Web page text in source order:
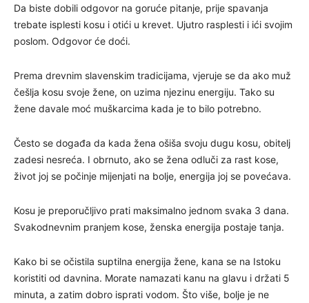
Da biste dobili odgovor na goruće pitanje, prije spavanja
trebate isplesti kosu i otići u krevet. Ujutro rasplesti i ići svojim
poslom. Odgovor će doći.
Prema drevnim slavenskim tradicijama, vjeruje se da ako muž
češlja kosu svoje žene, on uzima njezinu energiju. Tako su
žene davale moć muškarcima kada je to bilo potrebno.
Često se događa da kada žena ošiša svoju dugu kosu, obitelj
zadesi nesreća. I obrnuto, ako se žena odluči za rast kose,
život joj se počinje mijenjati na bolje, energija joj se povećava.
Kosu je preporučljivo prati maksimalno jednom svaka 3 dana.
Svakodnevnim pranjem kose, ženska energija postaje tanja.
Kako bi se očistila suptilna energija žene, kana se na Istoku
koristiti od davnina. Morate namazati kanu na glavu i držati 5
minuta, a zatim dobro isprati vodom. Što više, bolje je ne